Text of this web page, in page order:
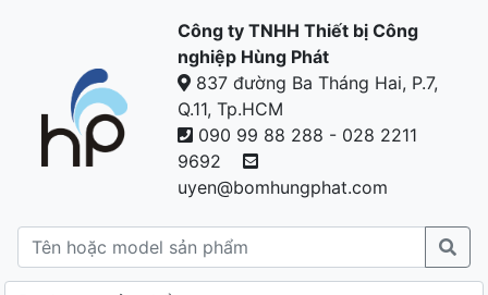
Công ty TNHH Thiết bị Công
nghiệp Hùng Phát
837 đường Ba Tháng Hai, P.7,
Q.11, Tp.HCM
090 99 88 288 - 028 2211
9692
uyen@bomhungphat.com